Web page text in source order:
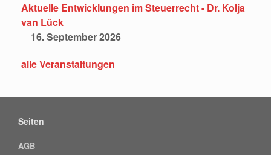
Aktuelle Entwicklungen im Steuerrecht - Dr. Kolja
van Lück
16. September 2026
alle Veranstaltungen
Seiten
AGB